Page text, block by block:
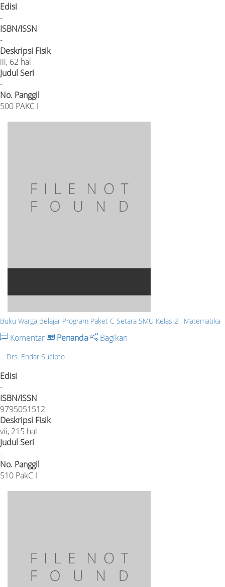
Edisi
-
ISBN/ISSN
-
Deskripsi Fisik
iii, 62 hal
Judul Seri
-
No. Panggil
500 PAKC I
Buku Warga Belajar Program Paket C Setara SMU Kelas 2 : Matematika
Komentar Penanda Bagikan
Drs. Endar Sucipto
Edisi
-
ISBN/ISSN
9795051512
Deskripsi Fisik
vii, 215 hal
Judul Seri
-
No. Panggil
510 PakC I